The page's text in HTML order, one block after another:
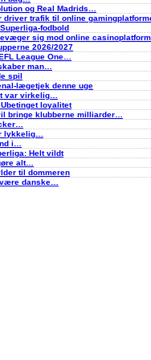
og Real Madrids…
driver trafik til online
fodbold
sig mod online
2026/2027
League One…
man…
spil
lægetjek denne uge
var virkelig…
loyalitet
bringe klubberne milliarder…
lykkelig…
i…
Helt vildt
alt…
til dommeren
danske…